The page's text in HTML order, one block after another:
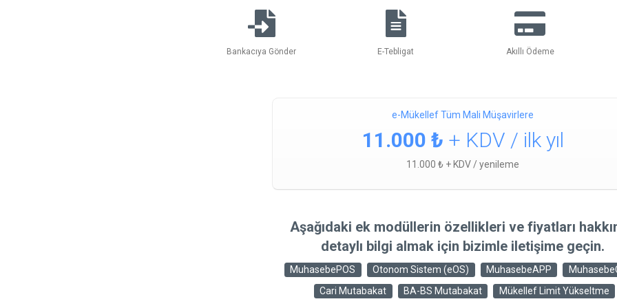
Bankacıya Gönder E-Tebligat Akıllı Ödeme
e-Mükellef Tüm Mali Müşavirlere
11.000 ₺ + KDV / ilk yıl
11.000 ₺ + KDV / yenileme
Aşağıdaki ek modüllerin özellikleri ve fiyatları
detaylı bilgi almak için bizimle iletişime geçin.
MuhasebePOS Otonom Sistem (eOS) MuhasebeAPP
Cari Mutabakat
BA-BS Mutabakat Mükellef Limit Yükseltme